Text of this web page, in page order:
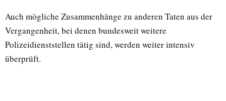
Auch mögliche Zusammenhänge zu anderen Taten aus der
Vergangenheit, bei denen bundesweit weitere
Polizeidienststellen tätig sind, werden weiter intensiv
überprüft.